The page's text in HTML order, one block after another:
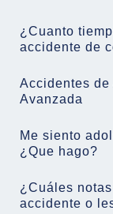
¿Cuanto
accidente de
Accidentes de
Avanzada
Me siento
¿Que hago?
¿Cuáles
accidente o